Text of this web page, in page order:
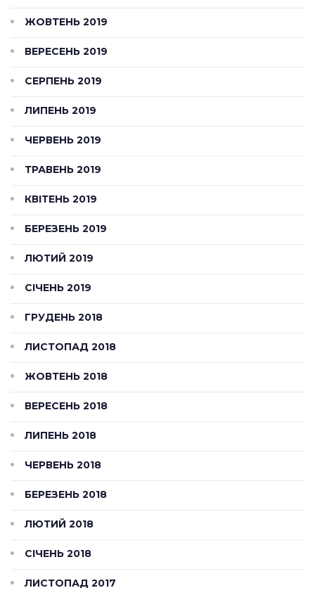
ЖОВТЕНЬ 2019
ВЕРЕСЕНЬ 2019
СЕРПЕНЬ 2019
ЛИПЕНЬ 2019
ЧЕРВЕНЬ 2019
ТРАВЕНЬ 2019
КВІТЕНЬ 2019
БЕРЕЗЕНЬ 2019
ЛЮТИЙ 2019
СІЧЕНЬ 2019
ГРУДЕНЬ 2018
ЛИСТОПАД 2018
ЖОВТЕНЬ 2018
ВЕРЕСЕНЬ 2018
ЛИПЕНЬ 2018
ЧЕРВЕНЬ 2018
БЕРЕЗЕНЬ 2018
ЛЮТИЙ 2018
СІЧЕНЬ 2018
ЛИСТОПАД 2017